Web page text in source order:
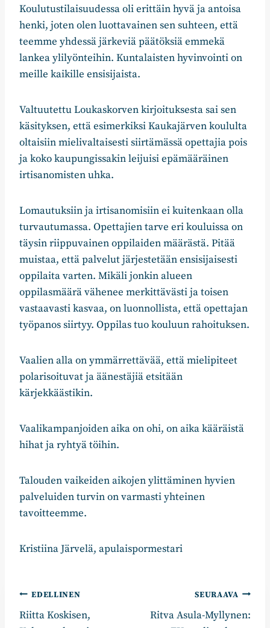
Koulutustilaisuudessa oli erittäin hyvä ja antoisa
henki, joten olen luottavainen sen suhteen, että
teemme yhdessä järkeviä päätöksiä emmekä
lankea ylilyönteihin. Kuntalaisten hyvinvointi on
meille kaikille ensisijaista.
Valtuutettu Loukaskorven kirjoituksesta sai sen
käsityksen, että esimerkiksi Kaukajärven koululta
oltaisiin mielivaltaisesti siirtämässä opettajia pois
ja koko kaupungissakin leijuisi epämääräinen
irtisanomisten uhka.
Lomautuksiin ja irtisanomisiin ei kuitenkaan olla
turvautumassa. Opettajien tarve eri kouluissa on
täysin riippuvainen oppilaiden määrästä. Pitää
muistaa, että palvelut järjestetään ensisijaisesti
oppilaita varten. Mikäli jonkin alueen
oppilasmäärä vähenee merkittävästi ja toisen
vastaavasti kasvaa, on luonnollista, että opettajan
työpanos siirtyy. Oppilas tuo kouluun rahoituksen.
Vaalien alla on ymmärrettävää, että mielipiteet
polarisoituvat ja äänestäjiä etsitään
kärjekkäästikin.
Vaalikampanjoiden aika on ohi, on aika kääräistä
hihat ja ryhtyä töihin.
Talouden vaikeiden aikojen ylittäminen hyvien
palveluiden turvin on varmasti yhteinen
tavoitteemme.
Kristiina Järvelä, apulaispormestari
Artikkelien
selaus
EDELLINEN
Riitta Koskisen,
SEURAAVA
Ritva Asula-Myllynen: